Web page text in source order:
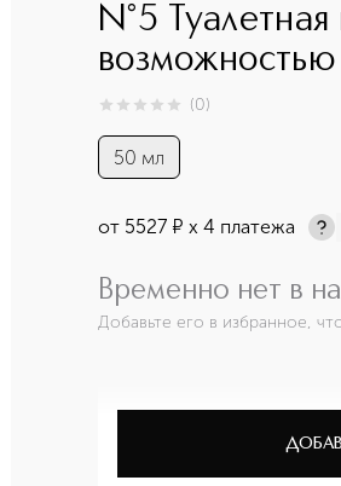
N°5
0из 0 (0)
50 мл
от 5527 ¤ х 4 платежа
Временно нет в
Добавьте его в избранное,